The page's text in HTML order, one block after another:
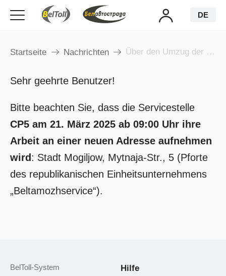
DE
Startseite Nachrichten Über den Umzug der Servicestelle СР5
Sehr geehrte Benutzer!
Bitte beachten Sie, dass die Servicestelle
CP5 am 21. März 2025 ab 09:00 Uhr ihre
Arbeit an einer neuen Adresse aufnehmen
wird : Stadt Mogiljow, Mytnaja-Str., 5 (Pforte
des republikanischen Einheitsunternehmens
„Beltamozhservice“).
BelToll-System Hilfe